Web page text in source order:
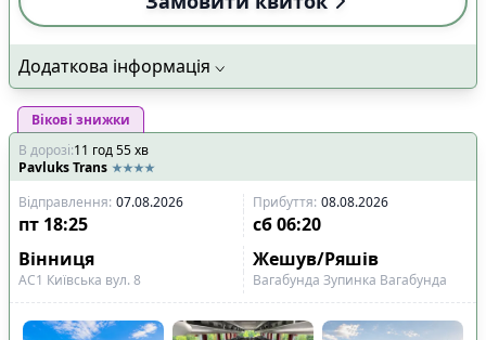
Додаткова інформація
Вікові знижки
В дорозі:11 год55хв
Pavluks Trans
Відправлення: 07.08.2026 Прибуття: 08.08.2026
пт 18:25 сб 06:20
Вінниця
Жешув/Ряшів
АС1 Київська вул. 8 Вагабунда Зупинка Вагабунда